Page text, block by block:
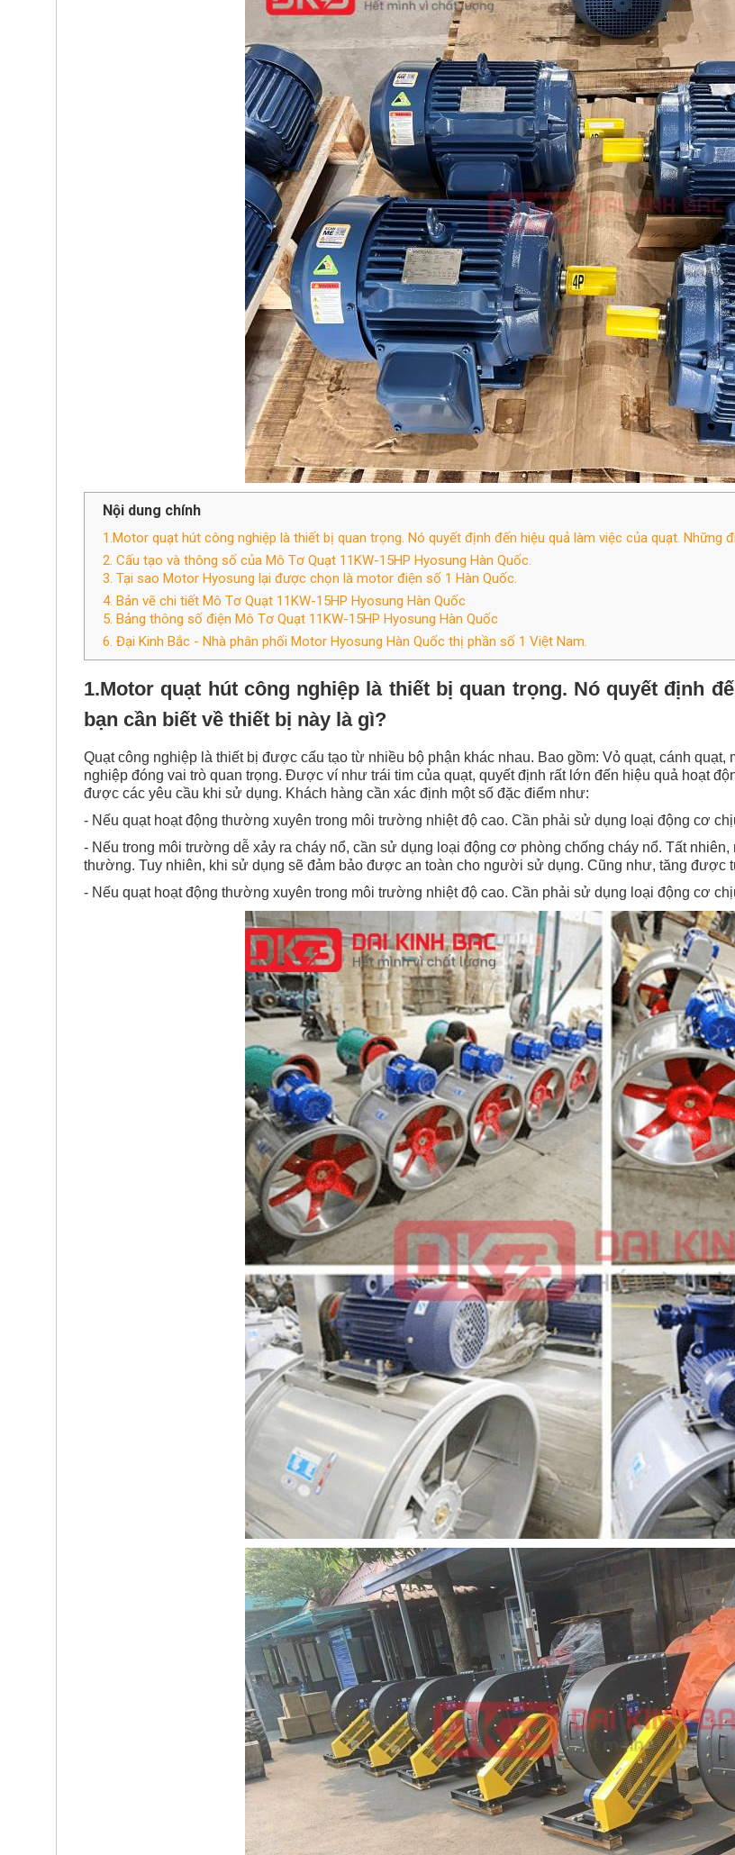
Nội dung chính
1.Motor quạt hút công nghiệp là thiết bị quan trọng. Nó quyết định đến hiệu quả làm việc của quạt. Những
2. Cấu tạo và thông số của Mô Tơ Quạt 11KW-15HP Hyosung Hàn Quốc.
3. Tại sao Motor Hyosung lại được chọn là motor điện số 1 Hàn Quốc.
4. Bản vẽ chi tiết Mô Tơ Quạt 11KW-15HP Hyosung Hàn Quốc
5. Bảng thông số điện Mô Tơ Quạt 11KW-15HP Hyosung Hàn Quốc
6. Đại Kinh Bắc - Nhà phân phối Motor Hyosung Hàn Quốc thị phần số 1 Việt Nam.
1.Motor quạt hút công nghiệp là thiết bị quan trọng. Nó quyết định
bạn cần biết về thiết bị này là gì?
Quạt công nghiệp là thiết bị được cấu tạo từ nhiều bộ phận khác nhau. Bao gồm: Vỏ quạt, cánh quạt,
nghiệp đóng vai trò quan trọng. Được ví như trái tim của quạt, quyết định rất lớn đến hiệu quả hoạt
được các yêu cầu khi sử dụng. Khách hàng cần xác định một số đặc điểm như:
- Nếu quạt hoạt động thường xuyên trong môi trường nhiệt độ cao. Cần phải sử dụng loại động cơ
- Nếu trong môi trường dễ xảy ra cháy nổ, cần sử dụng loại động cơ phòng chống cháy nổ. Tất nhiên,
thường. Tuy nhiên, khi sử dụng sẽ đảm bảo được an toàn cho người sử dụng. Cũng như, tăng được
- Nếu quạt hoạt động thường xuyên trong môi trường nhiệt độ cao. Cần phải sử dụng loại động cơ